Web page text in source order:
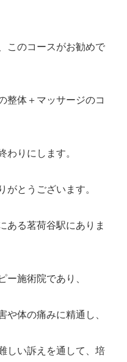
このコースがお勧めで
整体＋マッサージのコ
わりにします。
がとうございます。
ある茗荷谷駅にありま
ー施術院であり、
や体の痛みに精通し、
しい訴えを通して、培